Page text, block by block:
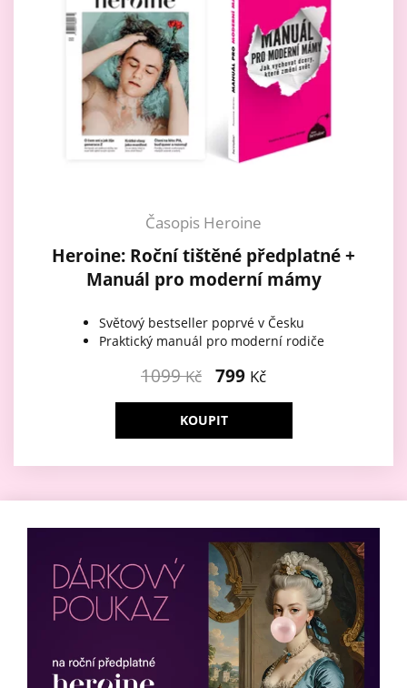
Časopis Heroine
Heroine: Roční tištěné předplatné +
Manuál pro moderní mámy
Světový bestseller poprvé v Česku
Praktický manuál pro moderní rodiče
1099Kč 799 Kč
KOUPIT